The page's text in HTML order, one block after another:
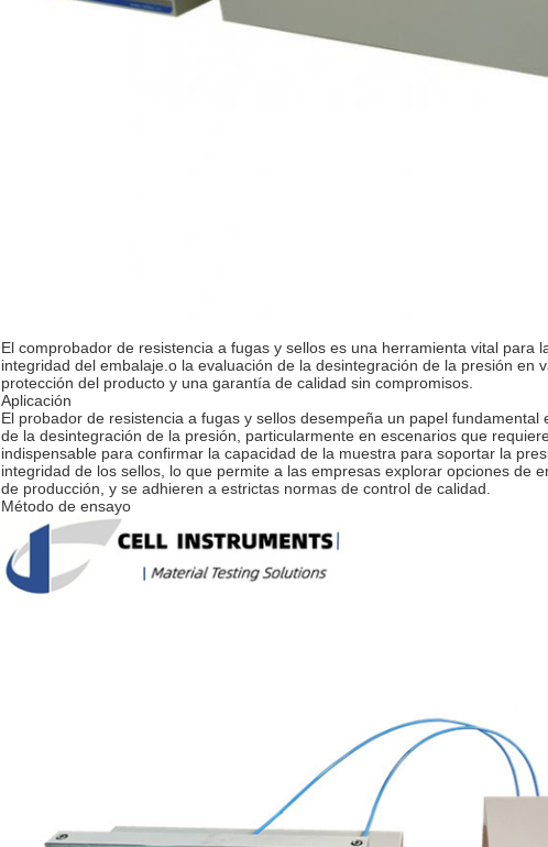
El comprobador de resistencia a fugas y sellos es una herramienta vital para
integridad del embalaje.o la evaluación de la desintegración de la presión en
protección del producto y una garantía de calidad sin compromisos.
Aplicación
El probador de resistencia a fugas y sellos desempeña un papel
de la desintegración de la presión, particularmente en escenarios que
indispensable para confirmar la capacidad de la muestra para soportar la
integridad de los sellos, lo que permite a las empresas explorar opciones de
de producción, y se adhieren a estrictas normas de control de calidad.
Método de ensayo